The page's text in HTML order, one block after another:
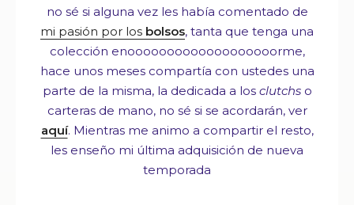
no sé si alguna vez les había comentado de
mi pasión por los bolsos, tanta que tenga una
colección enooooooooooooooooooorme,
hace unos meses compartía con ustedes una
parte de la misma, la dedicada a los clutchso
carteras de mano, no sé si se acordarán, ver
aquí. Mientras me animo a compartir el resto,
les enseño mi última adquisición de nueva
temporada